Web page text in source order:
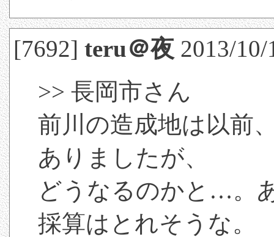
[7692]teru＠夜 2013/
>> 長岡市さん
前川の造成地は以前
ありましたが、
どうなるのかと…。
採算はとれそうな。